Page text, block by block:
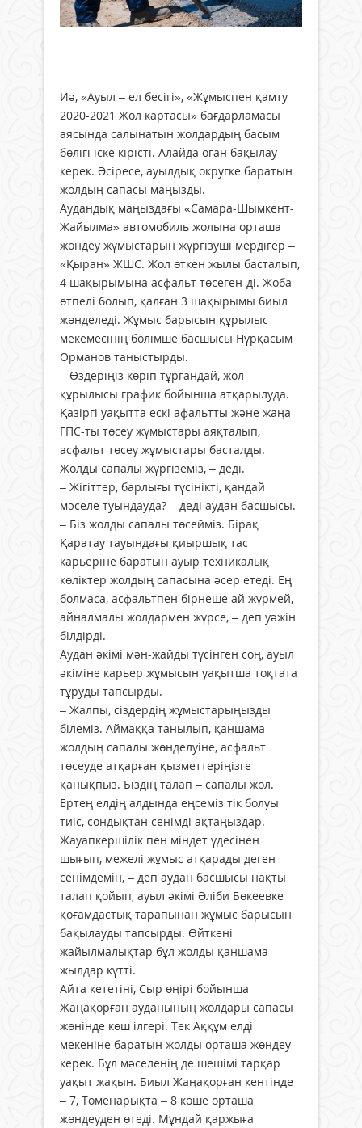
Иә, «Ауыл – ел бесігі», «Жұмыспен қамту
2020-2021 Жол картасы» бағдарламасы
аясында салынатын жолдардың басым
бөлігі іске кірісті. Алайда оған бақылау
керек. Әсіресе, ауылдық округке баратын
жолдың сапасы маңызды.
Аудандық маңыздағы «Самара-Шымкент-
Жайылма» автомобиль жолына орташа
жөндеу жұмыстарын жүргізуші мердігер –
«Қыран» ЖШС. Жол өткен жылы басталып,
4 шақырымына асфальт төсеген-ді. Жоба
өтпелі болып, қалған 3 шақырымы биыл
жөнделеді. Жұмыс барысын құрылыс
мекемесінің бөлімше басшысы Нұрқасым
Орманов таныстырды.
– Өздеріңіз көріп тұрғандай, жол
құрылысы график бойынша атқарылуда.
Қазіргі уақытта ескі афальтты және жаңа
ГПС-ты төсеу жұмыстары аяқталып,
асфальт төсеу жұмыстары басталды.
Жолды сапалы жүргіземіз, – деді.
– Жігіттер, барлығы түсінікті, қандай
мәселе туындауда? – деді аудан басшысы.
– Біз жолды сапалы төсейміз. Бірақ
Қаратау тауындағы қиыршық тас
карьеріне баратын ауыр техникалық
көліктер жолдың сапасына әсер етеді. Ең
болмаса, асфальтпен бірнеше ай жүрмей,
айналмалы жолдармен жүрсе, – деп уәжін
білдірді.
Аудан әкімі мән-жайды түсінген соң, ауыл
әкіміне карьер жұмысын уақытша тоқтата
тұруды тапсырды.
– Жалпы, сіздердің жұмыстарыңызды
білеміз. Аймаққа танылып, қаншама
жолдың сапалы жөнделуіне, асфальт
төсеуде атқарған қызметтеріңізге
қанықпыз. Біздің талап – сапалы жол.
Ертең елдің алдында еңсеміз тік болуы
тиіс, сондықтан сенімді ақтаңыздар.
Жауапкершілік пен міндет үдесінен
шығып, межелі жұмыс атқарады деген
сенімдемін, – деп аудан басшысы нақты
талап қойып, ауыл әкімі Әліби Бөкеевке
қоғамдастық тарапынан жұмыс барысын
бақылауды тапсырды. Өйткені
жайылмалықтар бұл жолды қаншама
жылдар күтті.
Айта кететіні, Сыр өңірі бойынша
Жаңақорған ауданының жолдары сапасы
жөнінде көш ілгері. Тек Аққұм елді
мекеніне баратын жолды орташа жөндеу
керек. Бұл мәселенің де шешімі тарқар
уақыт жақын. Биыл Жаңақорған кентінде
– 7, Төменарықта – 8 көше орташа
жөндеуден өтеді. Мұндай қаржыға